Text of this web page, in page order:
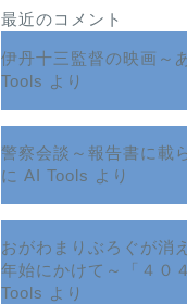
最近のコメント
伊丹十三監督の映画～
Tools より
警察会談～報告書に載
に AI Tools より
おがわまりぶろぐが消
年始にかけて～「４０
Tools より